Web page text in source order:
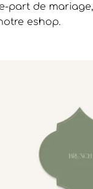
part de mariage,
eshop.